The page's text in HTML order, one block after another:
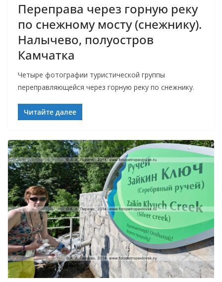
Переправа через горную реку
по снежному мосту (снежнику).
Налычево, полуостров
Камчатка
Четыре фотографии туристической группы
переправляющейся через горную реку по снежнику.
Читайте далее